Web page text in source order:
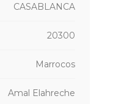
CASABLANCA
20300
Marrocos
Amal Elahreche